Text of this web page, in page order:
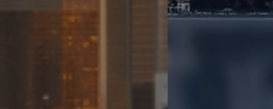
SCOPRI DI PIÙ